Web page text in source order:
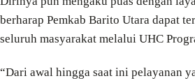
berharap Pemkab Barito Utara dapat
seluruh masyarakat melalui UHC
“Dari awal hingga saat ini pelayanan